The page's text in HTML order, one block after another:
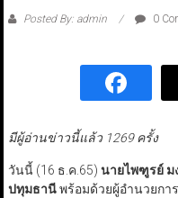
Posted By: admin 0
มีผู้อ่านข่าวนี้แล้ว 1269 ครั้ง
วันนี้ (16 ธ.ค.65) นายไพฑูรย์ ม
ปทุมธานีพร้อมด้วยผู้อำนวยกา